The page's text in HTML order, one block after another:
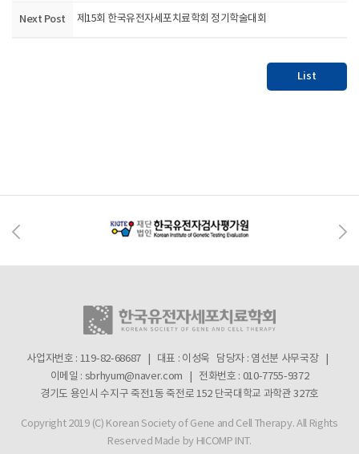
Next Post 제15회 한국유전자세포치료학회 정기학술대회
List
사업자번호 : 119-82-68687 | 대표 : 이성욱 담당자 : 염선분 사무국장 |
이메일 : sbrhyum@naver.com | 전화번호 : 010-7755-9372
경기도 용인시 수지구 죽전1동 죽전로 152 단국대학교 과학관 327호
Copyright 2019 (C) Korean Society of Gene and Cell Therapy. All Rights
Reserved Made by HICOMP INT.